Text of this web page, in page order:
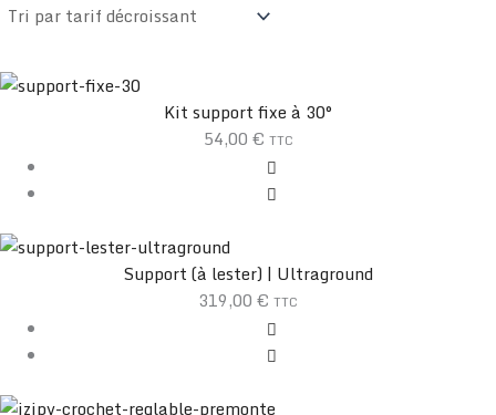
Kit support fixe à 30°
54,00 € TTC
Support (à lester) | Ultraground
319,00 € TTC